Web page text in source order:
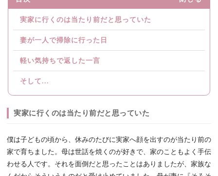
実家に行くのは当たり前だと思っていた
妻が一人で掃除に行った日
軽い気持ちで返した一言
そして...
実家に行くのは当たり前だと思っていた
僕は子どもの頃から、休みのたびに実家へ顔を出すのが当たり前の
家で育ちました。母は世話を焼くのが好きで、家のこともよく手伝
わせる人です。それを面倒だと思ったことはありましたが、家族な